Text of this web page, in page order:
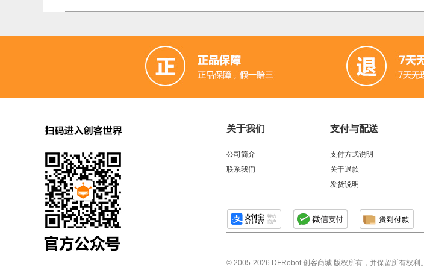
关于我们
公司简介
联系我们
支付与配送
支付方式说明
关于退款
发货说明
© 2005-2026 DFRobot 创客商城 版权所有，并保留所有权利。